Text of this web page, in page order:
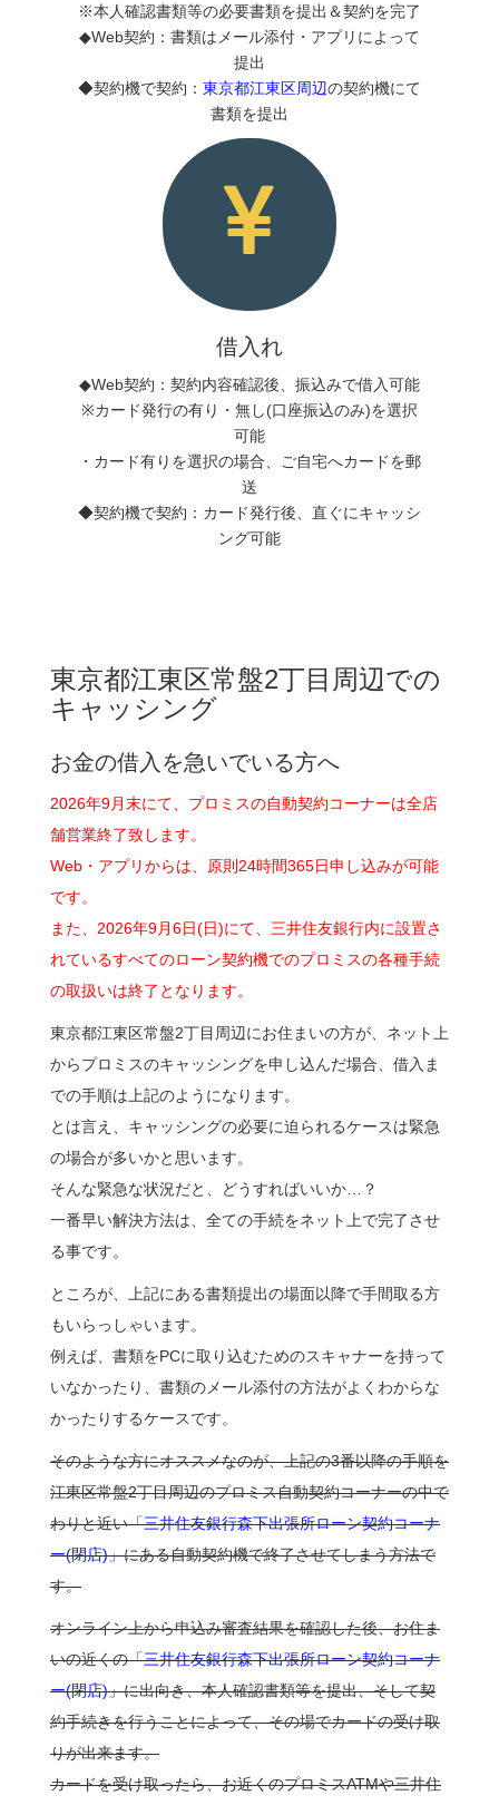
※本人確認書類等の必要書類を提出＆契約を完了
◆Web契約：書類はメール添付・アプリによって
提出
◆契約機で契約： 東京都江東区周辺の契約機にて
書類を提出
借入れ
◆Web契約：契約内容確認後、振込みで借入可能
※カード発行の有り・無し(口座振込のみ)を選択
可能
・カード有りを選択の場合、ご自宅へカードを郵
送
◆契約機で契約：カード発行後、直ぐにキャッシ
ング可能
東京都江東区常盤2丁目周辺での
キャッシング
お金の借入を急いでいる方へ
2026年9月末にて、プロミスの自動契約コーナーは全店
舗営業終了致します。
Web・アプリからは、原則24時間365日申し込みが可能
です。
また、2026年9月6日(日)にて、三井住友銀行内に設置さ
れているすべてのローン契約機でのプロミスの各種手続
の取扱いは終了となります。
東京都江東区常盤2丁目周辺にお住まいの方が、ネット上
からプロミスのキャッシングを申し込んだ場合、借入ま
での手順は上記のようになります。
とは言え、キャッシングの必要に迫られるケースは緊急
の場合が多いかと思います。
そんな緊急な状況だと、どうすればいいか…？
一番早い解決方法は、全ての手続をネット上で完了させ
る事です。
ところが、上記にある書類提出の場面以降で手間取る方
もいらっしゃいます。
例えば、書類をPCに取り込むためのスキャナーを持って
いなかったり、書類のメール添付の方法がよくわからな
かったりするケースです。
そのような方にオススメなのが、上記の3番以降の手順を
江東区常盤2丁目周辺のプロミス自動契約コーナーの中で
わりと近い「三井住友銀行森下出張所ローン契約コーナ
ー(閉店)」にある自動契約機で終了させてしまう方法で
す。
オンライン上から申込み審査結果を確認した後、お住ま
いの近くの「三井住友銀行森下出張所ローン契約コーナ
ー(閉店)」に出向き、本人確認書類等を提出、そして契
約手続きを行うことによって、その場でカードの受け取
りが出来ます。
カードを受け取ったら、お近くのプロミスATMや三井住